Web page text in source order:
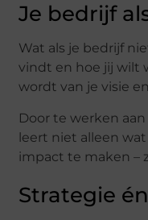
Je bedrijf
Wat als je bedrijf
vindt en hoe jij wilt
wordt van je visie
Door te werken
leert niet alleen
impact te maken –
Strategie